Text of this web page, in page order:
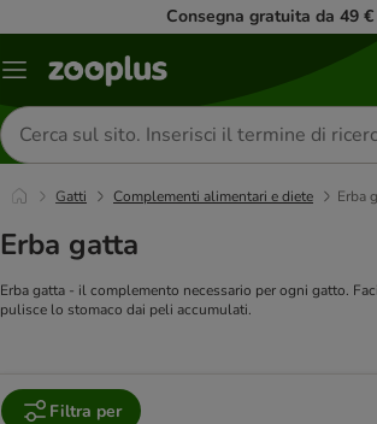
Consegna gratuita da 49
Overview
Cerca
prodotti
Gatti Complementi alimentari e diete Erba
Erba gatta
Erba gatta - il complemento necessario per ogni gatto.
pulisce lo stomaco dai peli accumulati.
Filtra per